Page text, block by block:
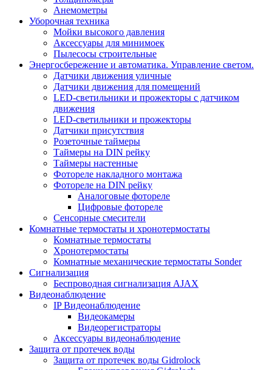
Анемометры
Уборочная техника
Мойки высокого давления
Аксессуары для минимоек
Пылесосы строительные
Энергосбережение и автоматика. Управление светом.
Датчики движения уличные
Датчики движения для помещений
LED-светильники и прожекторы с датчиком
движения
LED-светильники и прожекторы
Датчики присутствия
Розеточные таймеры
Таймеры на DIN рейку
Таймеры настенные
Фотореле накладного монтажа
Фотореле на DIN рейку
Аналоговые фотореле
Цифровые фотореле
Сенсорные смесители
Комнатные термостаты и хронотермостаты
Комнатные термостаты
Хронотермостаты
Комнатные механические термостаты Sonder
Сигнализация
Беспроводная сигнализация AJAX
Видеонаблюдение
IP Видеонаблюдение
Видеокамеры
Видеорегистраторы
Аксессуары видеонаблюдение
Защита от протечек воды
Защита от протечек воды Gidrolock